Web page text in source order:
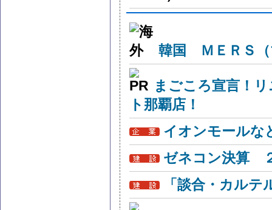
韓国 ＭＥＲＳ（
まごころ宣言！
ト那覇店！
イオンモールな
ゼネコン決算
「談合・カル